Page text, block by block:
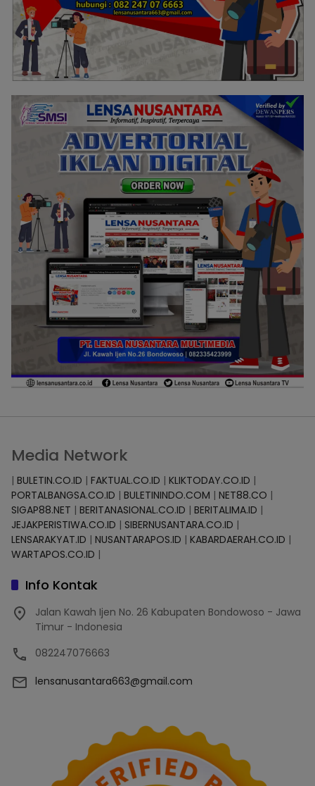
Media Network
| BULETIN.CO.ID | FAKTUAL.CO.ID | KLIKTODAY.CO.ID |
PORTALBANGSA.CO.ID | BULETININDO.COM | NET88.CO |
SIGAP88.NET | BERITANASIONAL.CO.ID | BERITALIMA.ID |
JEJAKPERISTIWA.CO.ID | SIBERNUSANTARA.CO.ID |
LENSARAKYAT.ID | NUSANTARAPOS.ID | KABARDAERAH.CO.ID |
WARTAPOS.CO.ID |
Info Kontak
Jalan Kawah Ijen No. 26 Kabupaten Bondowoso - Jawa
Timur - Indonesia
082247076663
lensanusantara663@gmail.com